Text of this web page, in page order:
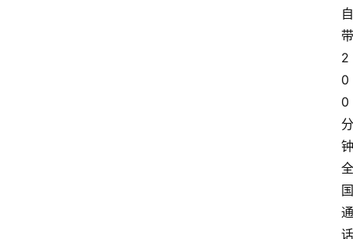
自
带
2
0
0
分
钟
全
国
通
话